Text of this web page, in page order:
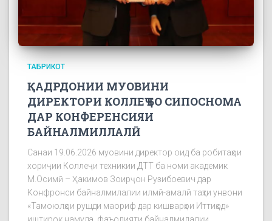
ТАБРИКОТ
ҚАДРДОНИИ МУОВИНИ
ДИРЕКТОРИ КОЛЛЕҶ БО СИПОСНОМА
ДАР КОНФЕРЕНСИЯИ
БАЙНАЛМИЛЛАЛӢ
Санаи 19.06.2026 муовини директор оид ба робитаҳои
хориҷии Коллеҷи техникии ДТТ ба номи академик
М.Осимӣ – Ҳакимов Зоирҷон Рузибоевич дар
Конфронси байналмилалии илмӣ-амалӣ таҳти унвони
«Тамоюлҳои рушди маориф дар кишварҳои Иттиҳод»